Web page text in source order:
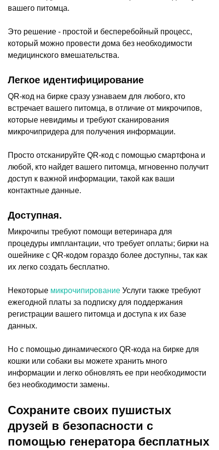
вашего питомца.
Это решение - простой и бесперебойный процесс,
который можно провести дома без необходимости
медицинского вмешательства.
Легкое идентифицирование
QR-код на бирке сразу узнаваем для любого, кто
встречает вашего питомца, в отличие от микрочипов,
которые невидимы и требуют сканирования
микрочипридера для получения информации.
Просто отсканируйте QR-код с помощью смартфона и
любой, кто найдет вашего питомца, мгновенно получит
доступ к важной информации, такой как ваши
контактные данные.
Доступная.
Микрочипы требуют помощи ветеринара для
процедуры имплантации, что требует оплаты; бирки на
ошейнике с QR-кодом гораздо более доступны, так как
их легко создать бесплатно.
Некоторые микрочипирование Услуги также требуют
ежегодной платы за подписку для поддержания
регистрации вашего питомца и доступа к их базе
данных.
Но с помощью динамического QR-кода на бирке для
кошки или собаки вы можете хранить много
информации и легко обновлять ее при необходимости
без необходимости замены.
Сохраните своих пушистых
друзей в безопасности с
помощью генератора бесплатных